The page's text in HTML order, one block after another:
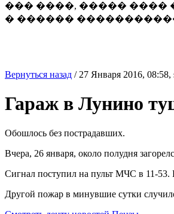
��� ����, �����
� ������
Вернуться назад / 27 Января 2016, 08:58,
Гараж в Лунино
Обошлось без пострадавших.
Вчера, 26 января, около полудня
Сигнал поступил на пульт МЧС в 11-53.
Другой пожар в минувшие сутки